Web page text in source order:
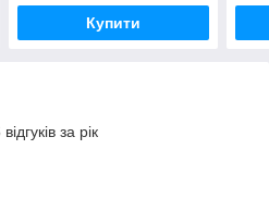
Купити
за рік